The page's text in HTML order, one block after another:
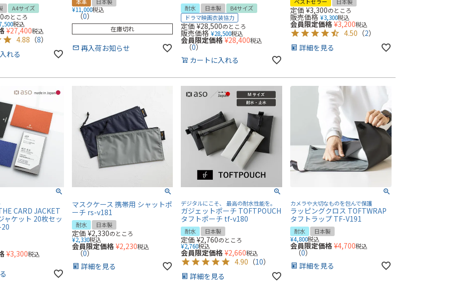
A4サイズ
のところ
税込
¥27,400税込
4.88 （8）
れる
本革 日本製
¥11,000税込
（0）
在庫切れ
再入荷お知らせ
耐水 日本製
B4サイズ
ドラマ映画衣装協力
定価 ¥28,500のところ
販売価格 ¥28,500税込
会員限定価格 ¥28,400税込
（0）
カートに入れる
ベストセラー 日本製
定価 ¥3,300のところ
販売価格 ¥3,300税込
会員限定価格 ¥3,200税込
4.50 （2）
詳細を見る
CARD JACKET
ャケット 20枚セッ
¥3,300税込
マスクケース 携帯用 シャットポ
ーチ rs-v181
耐水 日本製
定価 ¥2,330のところ
¥2,330税込
会員限定価格 ¥2,230税込
（0）
詳細を見る
デジタルにこそ、 最高の耐水性能を。
ガジェットポーチ TOFTPOUCH
タフトポーチ tf-v180
耐水 日本製
定価 ¥2,760のところ
¥2,760税込
会員限定価格 ¥2,660税込
4.90 （10）
詳細を見る
カメラや大切なものを包んで保護
ラッピングクロス TOFTWRAP
タフトラップ TF-V191
耐水 日本製
¥4,800税込
会員限定価格 ¥4,700税込
（0）
詳細を見る